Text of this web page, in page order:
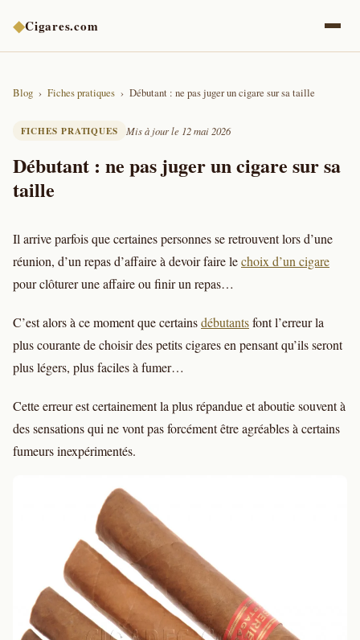
◆Cigares.com
Blog Fiches pratiques Débutant : ne pas juger un cigare sur sa taille
FICHES PRATIQUES Mis à jour le 12 mai 2026
Débutant : ne pas juger un cigare sur sa
taille
Il arrive parfois que certaines personnes se retrouvent lors d’une
réunion, d’un repas d’affaire à devoir faire lechoix d’un cigare
pour clôturer une affaire ou finir un repas…
C’est alors à ce moment que certainsdébutantsfont l’erreur la
plus courante de choisir des petits cigares en pensant qu’ils seront
plus légers, plus faciles à fumer…
Cette erreur est certainement la plus répandue et aboutie souvent à
des sensations qui ne vont pas forcément être agréables à certains
fumeurs inexpérimentés.